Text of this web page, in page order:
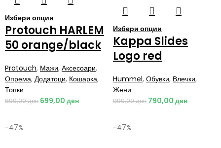
Избери опции
Protouch HARLEM
50 orange/black
Protouch, Мажи, Аксесоари,
Опрема, Додатоци, Кошарка,
Топки
899,00ден 699,00 ден
Избери опции
Kappa Slides
Logo red
Hummel, Обувки, Влечки,
Жени
990,00ден 790,00 ден
-47% -47%